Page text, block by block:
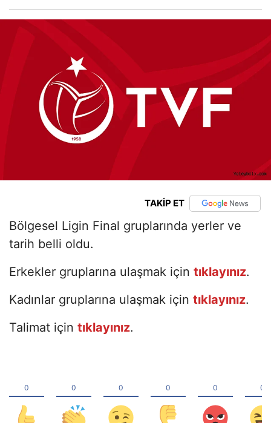
TAKİP ET
Bölgesel Ligin Final gruplarında yerler ve
tarih belli oldu.
Erkekler gruplarına ulaşmak için tıklayınız.
Kadınlar gruplarına ulaşmak için tıklayınız.
Talimat için tıklayınız.